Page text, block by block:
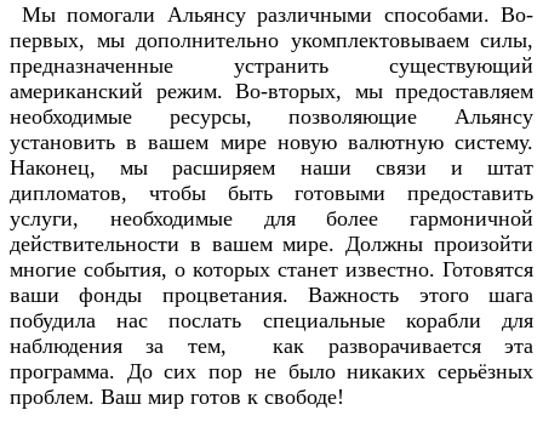
Мы помогали Альянсу различными способами. Во-
первых, мы дополнительно укомплектовываем силы,
предназначенные устранить существующий
американский режим. Во-вторых, мы предоставляем
необходимые ресурсы, позволяющие Альянсу
установить в вашем мире новую валютную систему.
Наконец, мы расширяем наши связи и штат
дипломатов, чтобы быть готовыми предоставить
услуги, необходимые для более гармоничной
действительности в вашем мире. Должны произойти
многие события, о которых станет известно. Готовятся
ваши фонды процветания. Важность этого шага
побудила нас послать специальные корабли для
наблюдения за тем, как разворачивается эта
программа. До сих пор не было никаких серьёзных
проблем. Ваш мир готов к свободе!